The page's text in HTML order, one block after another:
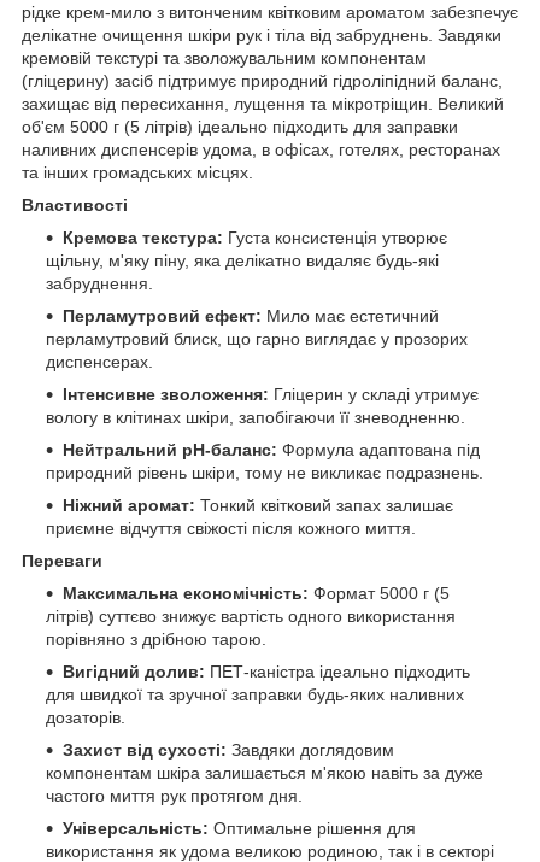
рідке крем-мило з витонченим квітковим ароматом забезпечує
делікатне очищення шкіри рук і тіла від забруднень. Завдяки
кремовій текстурі та зволожувальним компонентам
(гліцерину) засіб підтримує природний гідроліпідний баланс,
захищає від пересихання, лущення та мікротріщин. Великий
об'єм 5000 г (5 літрів) ідеально підходить для заправки
наливних диспенсерів удома, в офісах, готелях, ресторанах
та інших громадських місцях.
Властивості
Кремова текстура: Густа консистенція утворює
щільну, м'яку піну, яка делікатно видаляє будь-які
забруднення.
Перламутровий ефект: Мило має естетичний
перламутровий блиск, що гарно виглядає у прозорих
диспенсерах.
Інтенсивне зволоження: Гліцерин у складі утримує
вологу в клітинах шкіри, запобігаючи її зневодненню.
Нейтральний pH-баланс: Формула адаптована під
природний рівень шкіри, тому не викликає подразнень.
Ніжний аромат: Тонкий квітковий запах залишає
приємне відчуття свіжості після кожного миття.
Переваги
Максимальна економічність: Формат 5000 г (5
літрів) суттєво знижує вартість одного використання
порівняно з дрібною тарою.
Вигідний долив: ПЕТ-каністра ідеально підходить
для швидкої та зручної заправки будь-яких наливних
дозаторів.
Захист від сухості: Завдяки доглядовим
компонентам шкіра залишається м'якою навіть за дуже
частого миття рук протягом дня.
Універсальність: Оптимальне рішення для
використання як удома великою родиною, так і в секторі